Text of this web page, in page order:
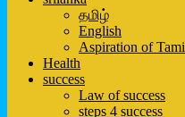
தமிழ்
English
Aspiration of
Health
success
Law of success
steps 4 success